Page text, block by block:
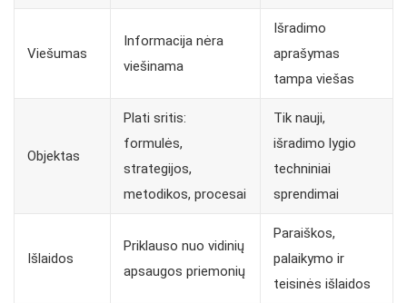
Viešumas
Informacija nėra
viešinama
Išradimo
aprašymas
tampa viešas
Objektas
Plati sritis:
formulės,
strategijos,
metodikos, procesai
Tik nauji,
išradimo lygio
techniniai
sprendimai
Išlaidos
Priklauso nuo vidinių
apsaugos priemonių
Paraiškos,
palaikymo ir
teisinės išlaidos